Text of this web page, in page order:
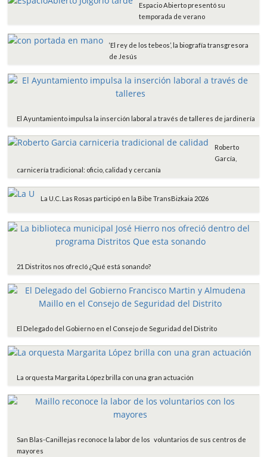
Espacio Abierto presentó su
temporada de verano
‘El rey de los tebeos’, la biografía transgresora
de Jesús
El Ayuntamiento impulsa la inserción laboral a través de talleres de jardinería
Roberto
García,
carnicería tradicional: oficio, calidad y cercanía
La U.C. Las Rosas participó en la Bibe TransBizkaia 2026
21 Distritos nos ofrecIó ¿Qué está sonando?
El Delegado del Gobierno en el Consejo de Seguridad del Distrito
La orquesta Margarita López brilla con una gran actuación
San Blas-Canillejas reconoce la labor de los voluntarios de sus centros de
mayores